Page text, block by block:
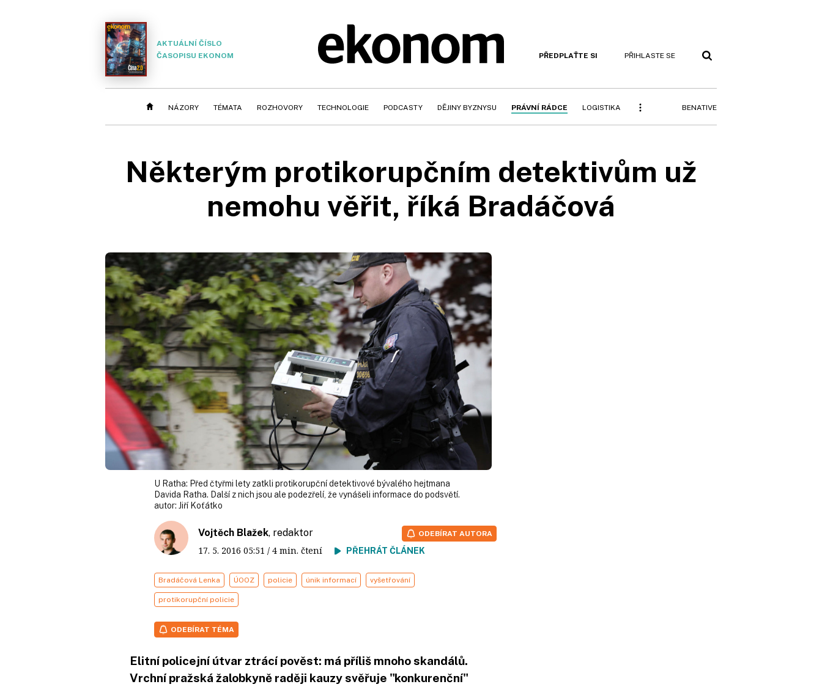
AKTUÁLNÍ ČÍSLO
ČASOPISU EKONOM
PŘEDPLAŤTE SI PŘIHLASTE SE
NÁZORY TÉMATA ROZHOVORY TECHNOLOGIE PODCASTY DĚJINY BYZNYSU PRÁVNÍ RÁDCE LOGISTIKA BENATIVE
Některým protikorupčním detektivům už
nemohu věřit, říká Bradáčová
U Ratha: Před čtyřmi lety zatkli protikorupční detektivové bývalého hejtmana
Davida Ratha. Další z nich jsou ale podezřelí, že vynášeli informace do podsvětí.
autor: Jiří Koťátko
Vojtěch Blažek, redaktor
17. 5. 2016 05:51 / 4 min. čtení PŘEHRÁT ČLÁNEK
ODEBÍRAT AUTORA
Bradáčová Lenka ÚOOZ policie únik informací vyšetřování
protikorupční policie
ODEBÍRAT TÉMA
Elitní policejní útvar ztrácí pověst: má příliš mnoho skandálů.
Vrchní pražská žalobkyně raději kauzy svěřuje "konkurenční"